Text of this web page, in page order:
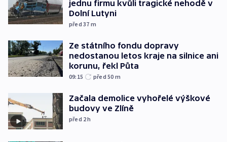
jednu firmu kvůli tragické nehodě v
Dolní Lutyni
před 37 m
Ze státního fondu dopravy
nedostanou letos kraje na silnice ani
korunu, řekl Půta
09:15 před 50 m
Začala demolice vyhořelé výškové
budovy ve Zlíně
před 2h